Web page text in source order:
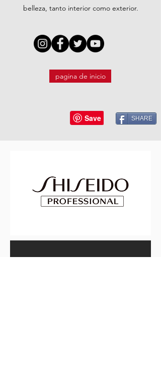
belleza, tanto interior como exterior.
pagina de inicio
SHARE